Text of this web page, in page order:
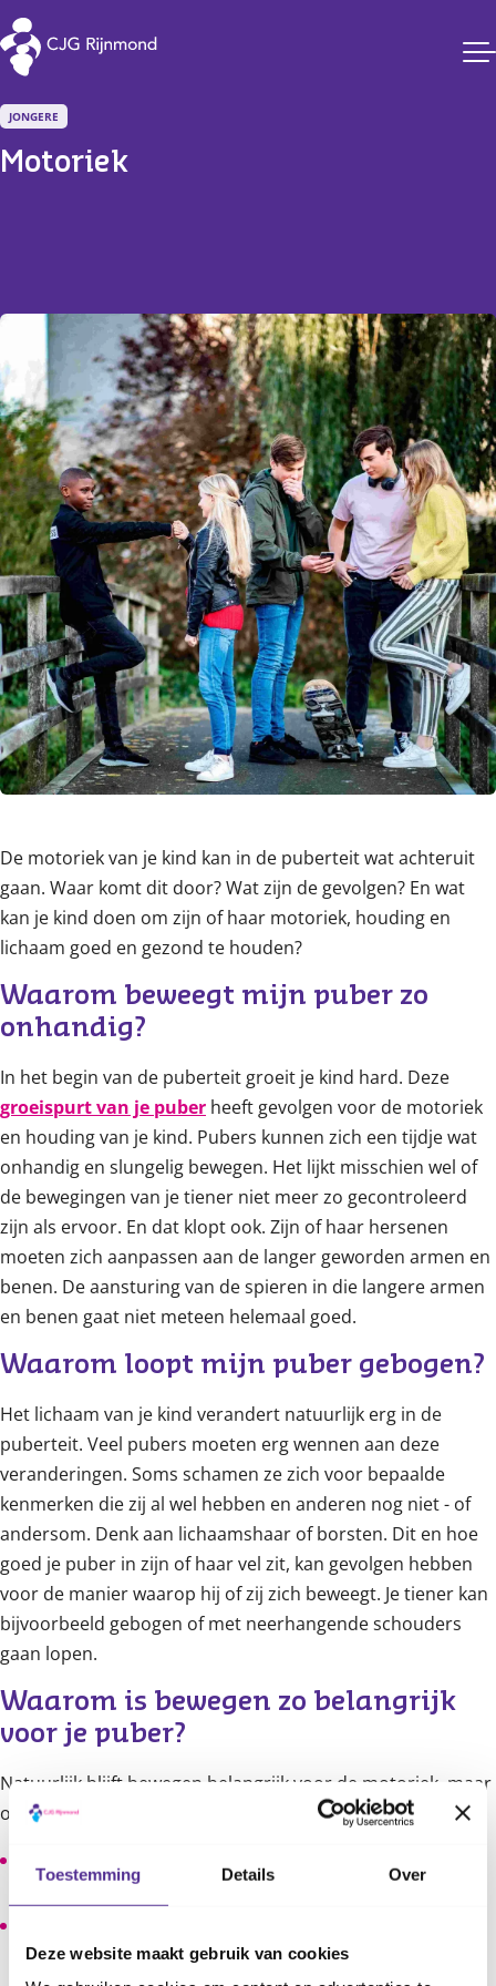
Toestemming Details Over
Deze website maakt gebruik van cookies
CJG Rijnmond
JONGERE
Motoriek
De motoriek van je kind kan in de puberteit wat achteruit
gaan. Waar komt dit door? Wat zijn de gevolgen? En wat
kan je kind doen om zijn of haar motoriek, houding en
lichaam goed en gezond te houden?
Waarom beweegt mijn puber zo
onhandig?
In het begin van de puberteit groeit je kind hard. Deze
groeispurt van je puber heeft gevolgen voor de motoriek
en houding van je kind. Pubers kunnen zich een tijdje wat
onhandig en slungelig bewegen. Het lijkt misschien wel of
de bewegingen van je tiener niet meer zo gecontroleerd
zijn als ervoor. En dat klopt ook. Zijn of haar hersenen
moeten zich aanpassen aan de langer geworden armen en
benen. De aansturing van de spieren in die langere armen
en benen gaat niet meteen helemaal goed.
Waarom loopt mijn puber gebogen?
Het lichaam van je kind verandert natuurlijk erg in de
puberteit. Veel pubers moeten erg wennen aan deze
veranderingen. Soms schamen ze zich voor bepaalde
kenmerken die zij al wel hebben en anderen nog niet - of
andersom. Denk aan lichaamshaar of borsten. Dit en hoe
goed je puber in zijn of haar vel zit, kan gevolgen hebben
voor de manier waarop hij of zij zich beweegt. Je tiener kan
bijvoorbeeld gebogen of met neerhangende schouders
gaan lopen.
Waarom is bewegen zo belangrijk
voor je puber?
Natuurlijk blijft bewegen belangrijk voor de motoriek, maar
ook andere zaken.
een sport te hebben als uitlaatklep.
overgewicht bij je puber.